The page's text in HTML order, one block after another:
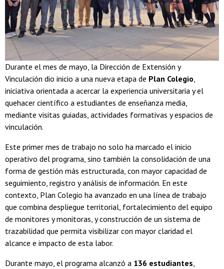
Durante el mes de mayo, la Dirección de Extensión y
Vinculación dio inicio a una nueva etapa de Plan Colegio,
iniciativa orientada a acercar la experiencia universitaria y el
quehacer científico a estudiantes de enseñanza media,
mediante visitas guiadas, actividades formativas y espacios de
vinculación.
Este primer mes de trabajo no solo ha marcado el inicio
operativo del programa, sino también la consolidación de una
forma de gestión más estructurada, con mayor capacidad de
seguimiento, registro y análisis de información. En este
contexto, Plan Colegio ha avanzado en una línea de trabajo
que combina despliegue territorial, fortalecimiento del equipo
de monitores y monitoras, y construcción de un sistema de
trazabilidad que permita visibilizar con mayor claridad el
alcance e impacto de esta labor.
Durante mayo, el programa alcanzó a 136 estudiantes,